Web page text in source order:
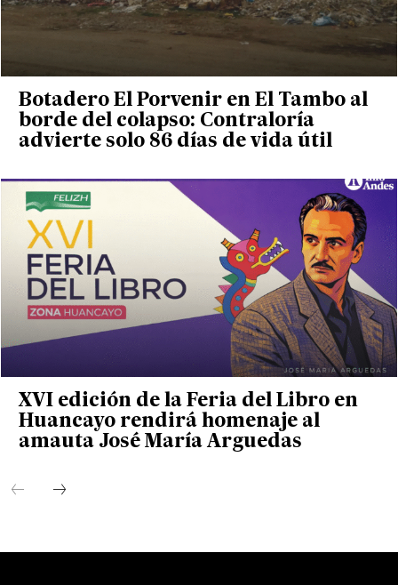
Botadero El Porvenir en El Tambo al
borde del colapso: Contraloría
advierte solo 86 días de vida útil
XVI edición de la Feria del Libro en
Huancayo rendirá homenaje al
amauta José María Arguedas